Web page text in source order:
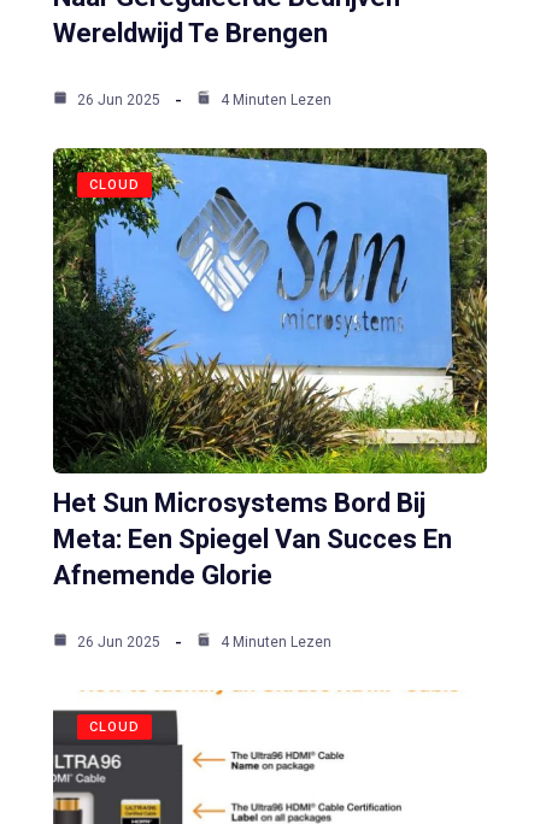
Wereldwijd Te Brengen
26 Jun 2025 4 Minuten Lezen
CLOUD
Het Sun Microsystems Bord Bij
Meta: Een Spiegel Van Succes En
Afnemende Glorie
26 Jun 2025 4 Minuten Lezen
CLOUD